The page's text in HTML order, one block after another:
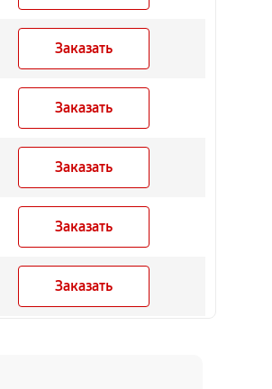
Заказать
Заказать
Заказать
Заказать
Заказать